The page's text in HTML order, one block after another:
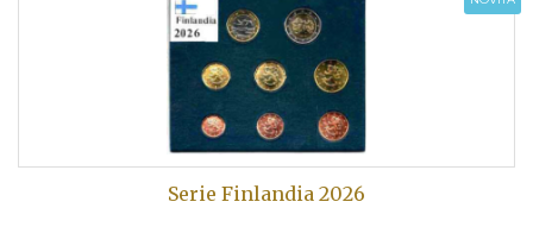
Serie Finlandia 2026